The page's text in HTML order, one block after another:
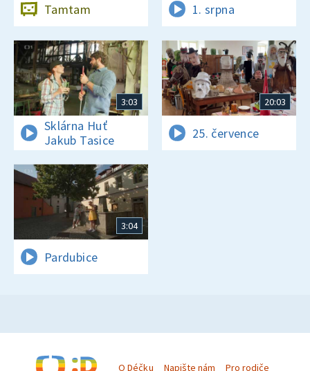
Tamtam 1. srpna
3:03
Sklárna Huť
Jakub Tasice
20:03
25. července
3:04
Pardubice
O Déčku Napište nám Pro rodiče